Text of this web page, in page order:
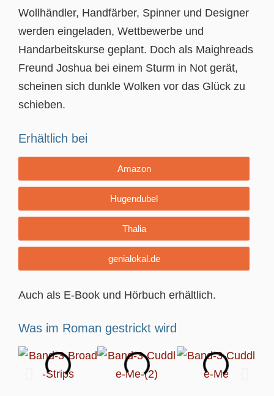
Wollhändler, Handfärber, Spinner und Designer
werden eingeladen, Wettbewerbe und
Handarbeitskurse geplant. Doch als Maighreads
Freund Joshua bei einem Sturm in Not gerät,
scheinen sich dunkle Wolken vor das Glück zu
schieben.
Erhältlich bei
Amazon
Hugendubel
Thalia
genialokal.de
Auch als E-Book und Hörbuch erhältlich.
Was im Roman gestrickt wird